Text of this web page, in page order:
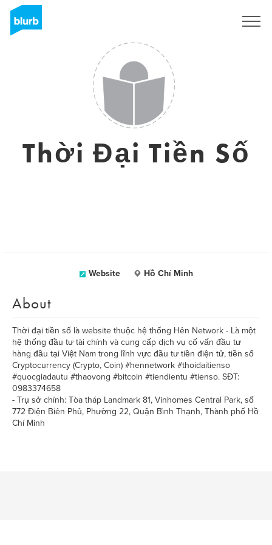
Thời Đại Tiền Số
Website Hồ Chí Minh
About
Thời đại tiền số là website thuộc hệ thống Hên Network - Là một
hệ thống đầu tư tài chính và cung cấp dịch vụ cố vấn đầu tư
hàng đầu tại Việt Nam trong lĩnh vực đầu tư tiền điện tử, tiền số
Cryptocurrency (Crypto, Coin) #hennetwork #thoidaitienso
#quocgiadautu #thaovong #bitcoin #tiendientu #tienso. SĐT:
0983374658
- Trụ sở chính: Tòa tháp Landmark 81, Vinhomes Central Park, số
772 Điện Biên Phủ, Phường 22, Quận Bình Thạnh, Thành phố Hồ
Chí Minh